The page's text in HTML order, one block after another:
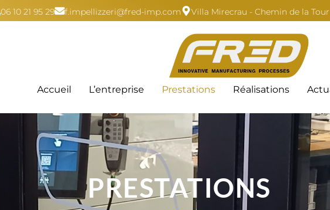
06 10 21 95 29 f.impellizzeri@fred-imp.com Villa Mirecrau - Chemin de la
Accueil L’entreprise Prestations Réalisations
PRESTATIONS